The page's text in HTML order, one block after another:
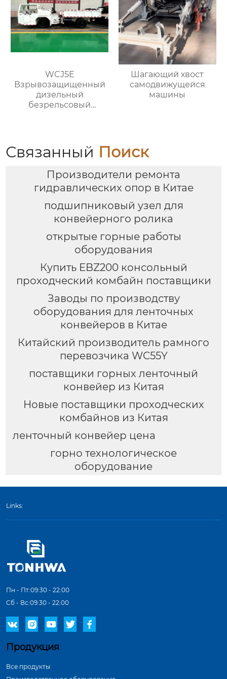
WCJ5E
Взрывозащищенный
дизельный
безрельсовый
Шагающий хвост
самодвижущейся
машины
Связанный Поиск
Производители ремонта
гидравлических опор в Китае
подшипниковый узел для
конвейерного ролика
открытые горные работы
оборудования
Купить EBZ200 консольный
проходческий комбайн поставщики
Заводы по производству
оборудования для ленточных
конвейеров в Китае
Китайский производитель рамного
перевозчика WC55Y
поставщики горных ленточный
конвейер из Китая
Новые поставщики проходческих
комбайнов из Китая
ленточный конвейер цена
горно технологическое
оборудование
Links:
Пн - Пт:09:30 - 22:00
Сб - Вс:09:30 - 22:00
    
Продукция
Все продукты